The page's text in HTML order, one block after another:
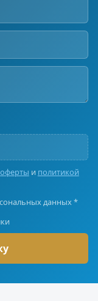
оферты и политикой
данных *